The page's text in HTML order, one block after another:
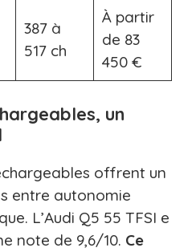
387 à
517 ch
À partir
de 83
450 €
un
offrent un
entre autonomie
L’Audi Q5 55 TFSI e
note de 9,6/10. Ce